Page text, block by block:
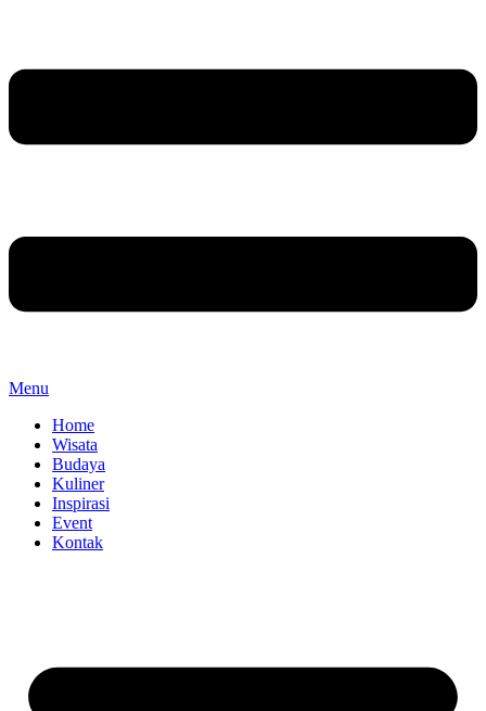
Menu
Home
Wisata
Budaya
Kuliner
Inspirasi
Event
Kontak